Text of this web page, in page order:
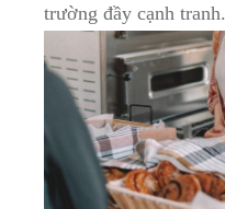
trường đầy cạnh tranh.